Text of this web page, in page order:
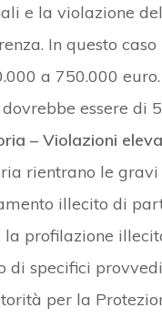
e la violazione
In questo
a 750.000
essere di
– Violazioni
rientrano le
illecito di
la profilazione
di specifici
per la